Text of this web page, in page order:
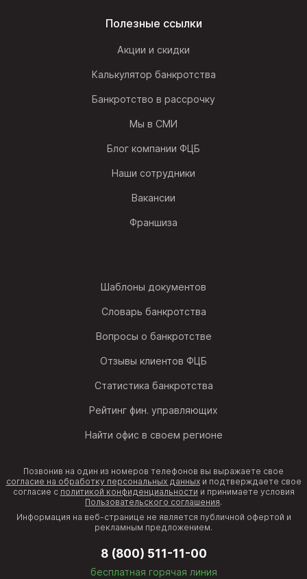
Полезные ссылки
Акции и скидки
Калькулятор банкротства
Банкротство в рассрочку
Мы в СМИ
Блог компании ФЦБ
Наши сотрудники
Вакансии
Франшиза
Шаблоны документов
Словарь банкротства
Вопросы о банкротстве
Отзывы клиентов ФЦБ
Статистика банкротства
Рейтинг фин. управляющих
Найти офис в своем регионе
Позвонив на один из номеров телефонов вы выражаете свое
согласие на обработку персональных данныхи подтверждаете свое
согласие с политикой конфиденциальности и принимаете условия
Пользовательского соглашения.
Информация на веб-странице не является публичной офертой и
рекламным предложением.
8 (800) 511-11-00
бесплатная горячая линия